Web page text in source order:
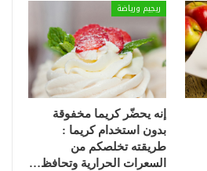
ريجيم ورياضة
إنه يحضّر كريما مخفوقة
بدون استخدام كريما :
طريقته تخلصكم من
السعرات الحرارية وتحافظ…